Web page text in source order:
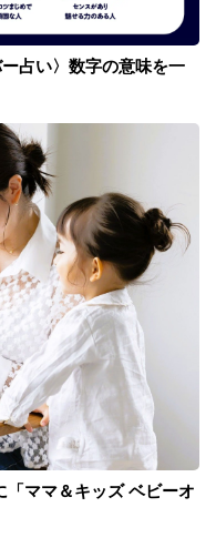
占い〉数字の意味を一
「ママ＆キッズ ベビーオ